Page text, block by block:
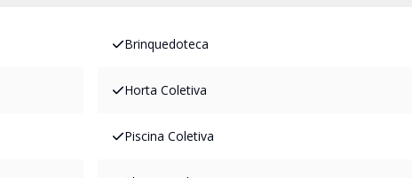
Brinquedoteca
Horta Coletiva
Piscina Coletiva